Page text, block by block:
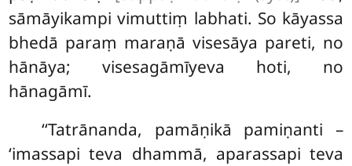
sāmāyikampi vimuttiṃ labhati. So kāyassa
bhedā paraṃ maraṇā visesāya pareti, no
hānāya; visesagāmīyeva hoti, no
hānagāmī.
‘‘Tatrānanda, pamāṇikā pamiṇanti –
‘imassapi teva dhammā, aparassapi teva